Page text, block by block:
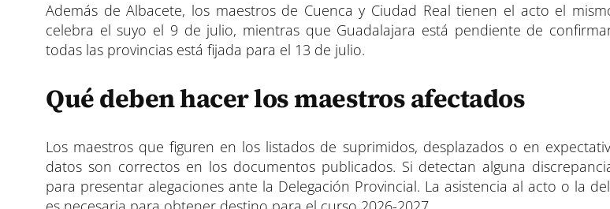
Además de Albacete, los maestros de Cuenca y Ciudad Real tienen el acto el
celebra el suyo el 9 de julio, mientras que Guadalajara está pendiente de
todas las provincias está fijada para el 13 de julio.
Qué deben hacer los maestros afectados
Los maestros que figuren en los listados de suprimidos, desplazados o en
datos son correctos en los documentos publicados. Si detectan alguna
para presentar alegaciones ante la Delegación Provincial. La asistencia al acto o la